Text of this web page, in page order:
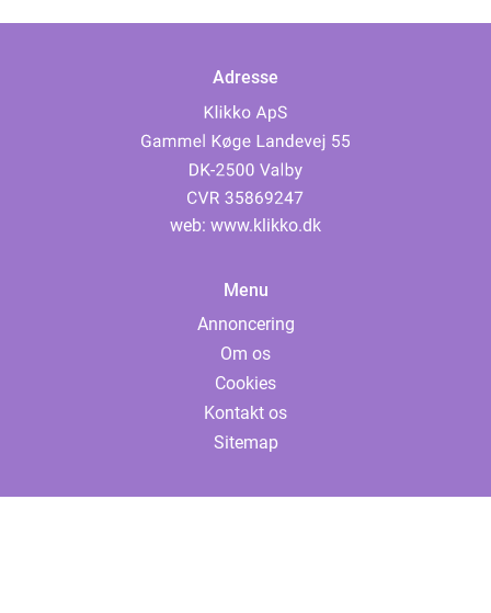
Adresse
web: www.klikko.dk
Menu
Annoncering
Om os
Cookies
Kontakt os
Sitemap